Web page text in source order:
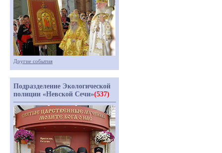
Другие события
Подразделение Экологической
полиции «Невской Сечи»(537)